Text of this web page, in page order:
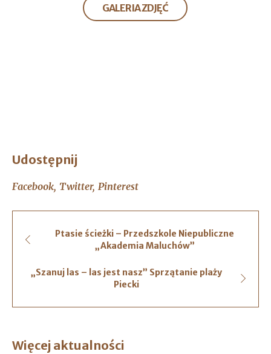
GALERIA ZDJĘĆ
Udostępnij
Facebook Twitter Pinterest
Ptasie ścieżki – Przedszkole Niepubliczne
„Akademia Maluchów”
„Szanuj las – las jest nasz” Sprzątanie plaży
Piecki
Więcej aktualności